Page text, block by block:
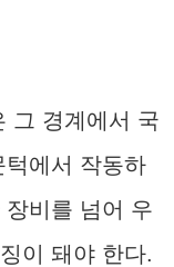
그 경계에서 국
에서 작동하
비를 넘어 우
이 돼야 한다.